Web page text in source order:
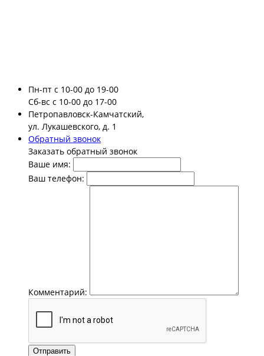
Пн-пт с 10-00 до 19-00
Сб-вс с 10-00 до 17-00
Петропавловск-Камчатский,
ул. Лукашевского, д. 1
Обратный звонок
Заказать обратный звонок
Ваше имя:
Ваш телефон:
Комментарий:
Отправить